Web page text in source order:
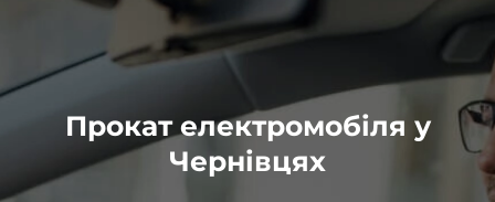
Прокат електромобіля у
Чернівцях